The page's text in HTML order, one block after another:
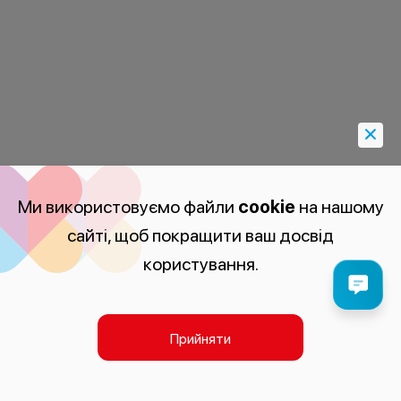
Ми використовуємо файли cookie на нашому
сайті, щоб покращити ваш досвід
користування.
Прийняти